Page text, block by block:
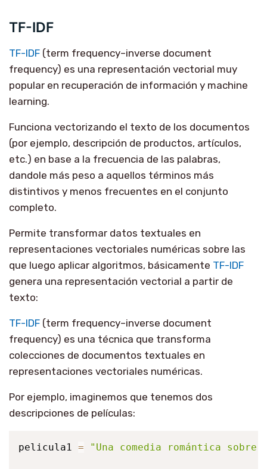
TF-IDF
TF-IDF (term frequency–inverse document
frequency) es una representación vectorial muy
popular en recuperación de información y machine
learning.
Funciona vectorizando el texto de los documentos
(por ejemplo, descripción de productos, artículos,
etc.) en base a la frecuencia de las palabras,
dandole más peso a aquellos términos más
distintivos y menos frecuentes en el conjunto
completo.
Permite transformar datos textuales en
representaciones vectoriales numéricas sobre las
que luego aplicar algoritmos, básicamente TF-IDF
genera una representación vectorial a partir de
texto:
TF-IDF (term frequency–inverse document
frequency) es una técnica que transforma
colecciones de documentos textuales en
representaciones vectoriales numéricas.
Por ejemplo, imaginemos que tenemos dos
descripciones de películas:
pelicula1 = "Una comedia romántica sobre